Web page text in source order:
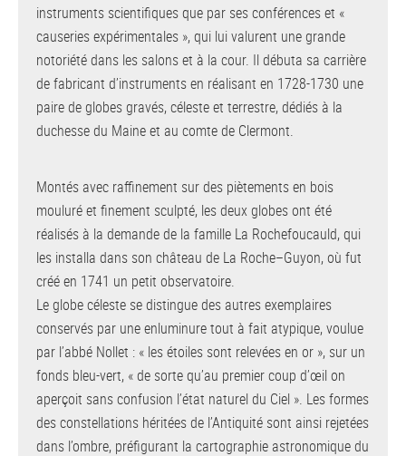
instruments scientifiques que par ses conférences et «
causeries expérimentales », qui lui valurent une grande
notoriété dans les salons et à la cour. Il débuta sa carrière
de fabricant d’instruments en réalisant en 1728-1730 une
paire de globes gravés, céleste et terrestre, dédiés à la
duchesse du Maine et au comte de Clermont.
Montés avec raffinement sur des piètements en bois
mouluré et finement sculpté, les deux globes ont été
réalisés à la demande de la famille La Rochefoucauld, qui
les installa dans son château de La Roche–Guyon, où fut
créé en 1741 un petit observatoire.
Le globe céleste se distingue des autres exemplaires
conservés par une enluminure tout à fait atypique, voulue
par l’abbé Nollet : « les étoiles sont relevées en or », sur un
fonds bleu-vert, « de sorte qu’au premier coup d’œil on
aperçoit sans confusion l’état naturel du Ciel ». Les formes
des constellations héritées de l’Antiquité sont ainsi rejetées
dans l’ombre, préfigurant la cartographie astronomique du